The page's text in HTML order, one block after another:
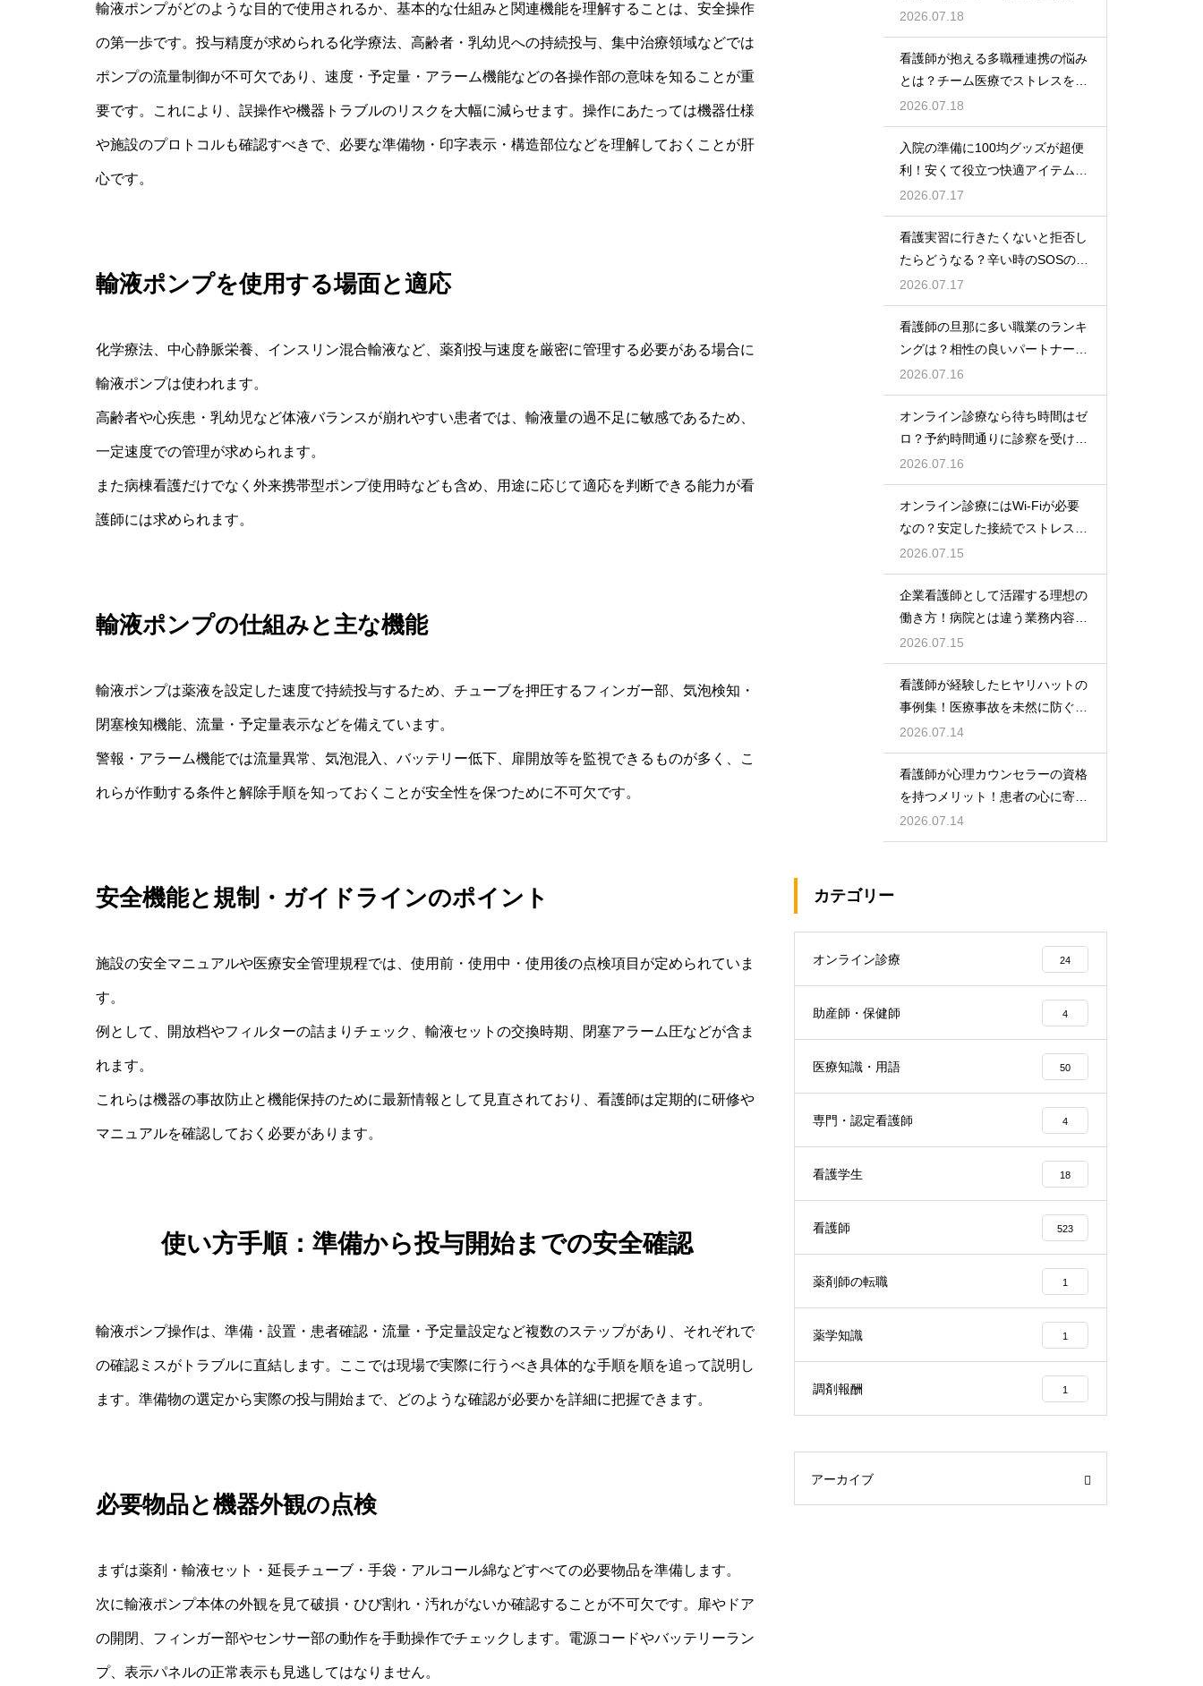
輸液ポンプがどのような目的で使用されるか、基本的な仕組みと関連機能を理解することは、安全操作
の第一歩です。投与精度が求められる化学療法、高齢者・乳幼児への持続投与、集中治療領域などでは
ポンプの流量制御が不可欠であり、速度・予定量・アラーム機能などの各操作部の意味を知ることが重
要です。これにより、誤操作や機器トラブルのリスクを大幅に減らせます。操作にあたっては機器仕様
や施設のプロトコルも確認すべきで、必要な準備物・印字表示・構造部位などを理解しておくことが肝
心です。
輸液ポンプを使用する場面と適応
化学療法、中心静脈栄養、インスリン混合輸液など、薬剤投与速度を厳密に管理する必要がある場合に
輸液ポンプは使われます。
高齢者や心疾患・乳幼児など体液バランスが崩れやすい患者では、輸液量の過不足に敏感であるため、
一定速度での管理が求められます。
また病棟看護だけでなく外来携帯型ポンプ使用時なども含め、用途に応じて適応を判断できる能力が看
護師には求められます。
輸液ポンプの仕組みと主な機能
輸液ポンプは薬液を設定した速度で持続投与するため、チューブを押圧するフィンガー部、気泡検知・
閉塞検知機能、流量・予定量表示などを備えています。
警報・アラーム機能では流量異常、気泡混入、バッテリー低下、扉開放等を監視できるものが多く、こ
れらが作動する条件と解除手順を知っておくことが安全性を保つために不可欠です。
安全機能と規制・ガイドラインのポイント
施設の安全マニュアルや医療安全管理規程では、使用前・使用中・使用後の点検項目が定められていま
す。
例として、開放档やフィルターの詰まりチェック、輸液セットの交換時期、閉塞アラーム圧などが含ま
れます。
これらは機器の事故防止と機能保持のために最新情報として見直されており、看護師は定期的に研修や
マニュアルを確認しておく必要があります。
使い方手順：準備から投与開始までの安全確認
輸液ポンプ操作は、準備・設置・患者確認・流量・予定量設定など複数のステップがあり、それぞれで
の確認ミスがトラブルに直結します。ここでは現場で実際に行うべき具体的な手順を順を追って説明し
ます。準備物の選定から実際の投与開始まで、どのような確認が必要かを詳細に把握できます。
必要物品と機器外観の点検
まずは薬剤・輸液セット・延長チューブ・手袋・アルコール綿などすべての必要物品を準備します。
次に輸液ポンプ本体の外観を見て破損・ひび割れ・汚れがないか確認することが不可欠です。扉やドア
の開閉、フィンガー部やセンサー部の動作を手動操作でチェックします。電源コードやバッテリーラン
プ、表示パネルの正常表示も見逃してはなりません。
な力
2026.07.18
看護師が抱える多職種連携の悩み
とは？チーム医療でストレスを減
らす方法
2026.07.18
入院の準備に100均グッズが超便
利！安くて役立つ快適アイテムを
紹介
2026.07.17
看護実習に行きたくないと拒否し
たらどうなる？辛い時のSOSの出
し方
2026.07.17
看護師の旦那に多い職業のランキ
ングは？相性の良いパートナーの
条件と傾向
2026.07.16
オンライン診療なら待ち時間はゼ
ロ？予約時間通りに診察を受ける
コツ
2026.07.16
オンライン診療にはWi-Fiが必要
なの？安定した接続でストレスフ
リーに
2026.07.15
企業看護師として活躍する理想の
働き方！病院とは違う業務内容と
やりがい
2026.07.15
看護師が経験したヒヤリハットの
事例集！医療事故を未然に防ぐた
めの対策
2026.07.14
看護師が心理カウンセラーの資格
を持つメリット！患者の心に寄り
添うケア！
2026.07.14
カテゴリー
オンライン診療 24
助産師・保健師 4
医療知識・用語 50
専門・認定看護師 4
看護学生 18
看護師 523
薬剤師の転職 1
薬学知識 1
調剤報酬 1
アーカイブ